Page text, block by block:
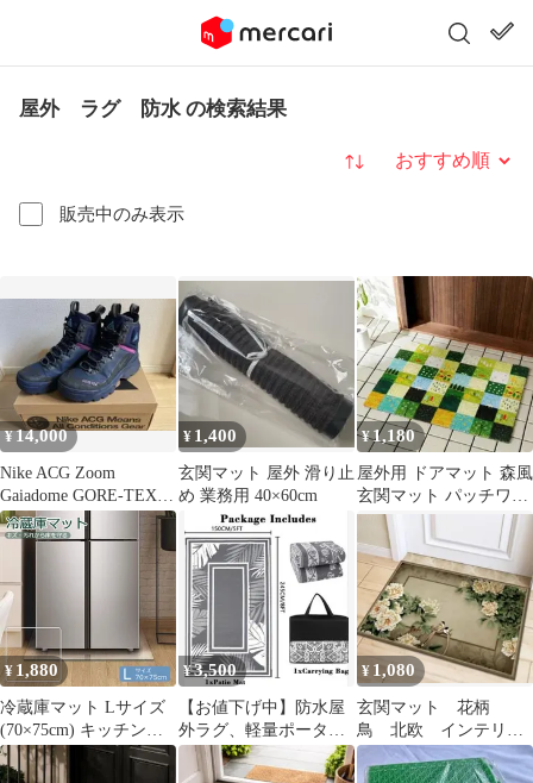
屋外 ラグ 防水 の検索結果
販売中のみ表示
並び替え
¥14,000
Nike ACG Zoom
Gaiadome GORE-TEX
28.0cm
¥ 1,400
玄関マット 屋外 滑り止
め 業務用 40×60cm
¥1,180
屋外用 ドアマット 森風
玄関マット パッチワー
ク 泥落とし 洗える 北
欧
¥ 1,880
冷蔵庫マット Lサイズ
(70×75cm) キッチンマ
ット 傷防止マット 床保
護シート クリア 半透明
¥3,500
【お値下げ中】防水屋
外ラグ、軽量ポータブ
ルアクリルマット
¥ 1,080
玄関マット 花柄
鳥 北欧 インテリ
ア 室内 洗面所 キ
ッチン 韓国 おしゃ